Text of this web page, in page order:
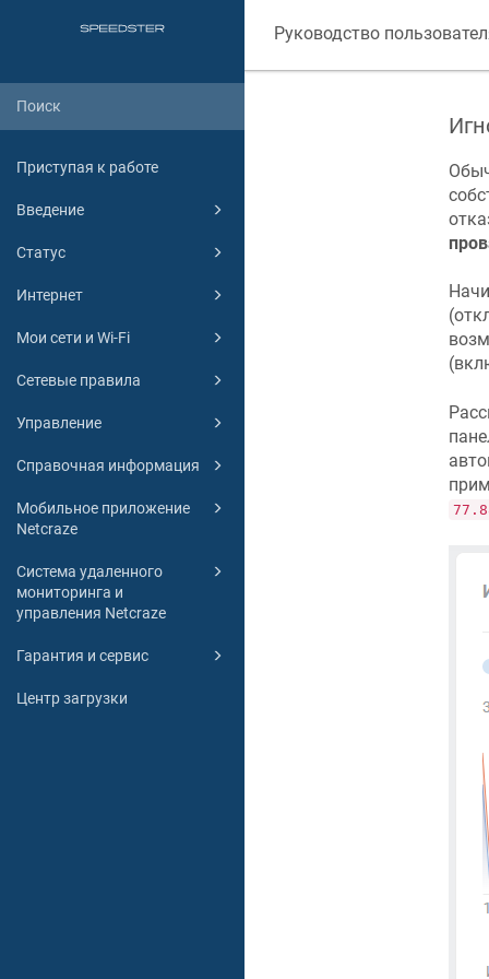
Приступая к работе
Введение
Статус
Интернет
Мои сети и Wi-Fi
Сетевые правила
Управление
Справочная информация
Мобильное приложение
Netcraze
Система удаленного
мониторинга и
управления Netcraze
Гарантия и сервис
Центр загрузки
Руководство